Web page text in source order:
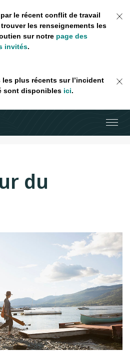
le récent conflit de travail
les renseignements les
sur notre page des
invités.
plus récents sur l’incident
sont disponibles ici.
du